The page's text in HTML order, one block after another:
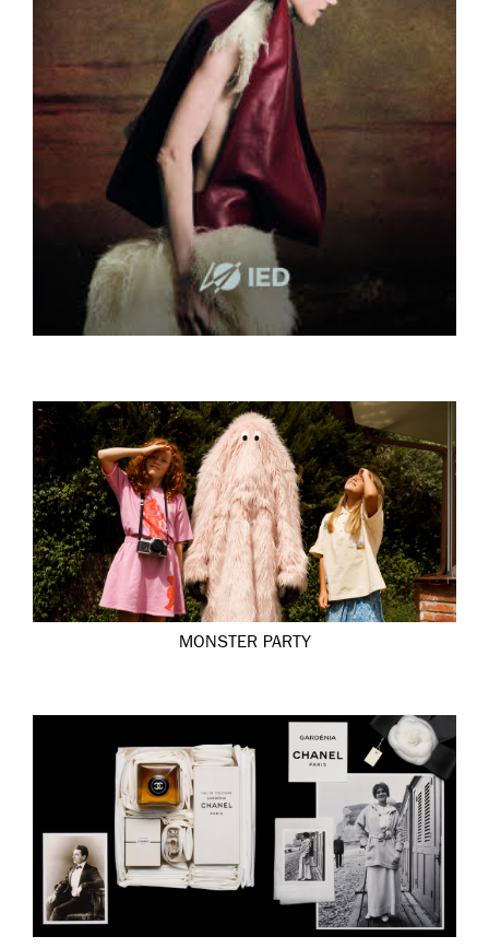
MONSTER PARTY